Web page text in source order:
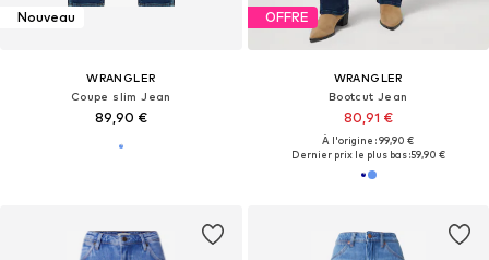
Nouveau
WRANGLER
Coupe slim Jean
89,90 €
OFFRE
WRANGLER
Bootcut Jean
80,91 €
À l'origine : 99,90 €
Dernier prix le plus bas :59,90 €